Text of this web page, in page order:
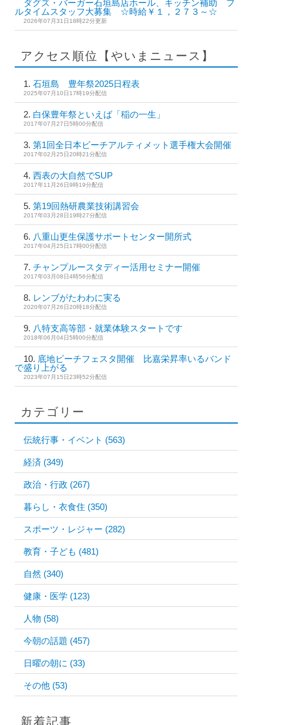
ダグズ・バーガー石垣島店ホール、キッチン補助 フ
ルタイムスタッフ大募集 ☆時給￥１，２７３～☆
2026年07月31日18時22分更新
アクセス順位【やいまニュース】
石垣島 豊年祭2025日程表
2025年07月10日17時19分配信
白保豊年祭といえば「稲の一生」
2017年07月27日5時00分配信
第1回全日本ビーチアルティメット選手権大会開催
2017年02月25日20時21分配信
西表の大自然でSUP
2017年11月26日9時19分配信
第19回熱研農業技術講習会
2017年03月28日19時27分配信
八重山更生保護サポートセンター開所式
2017年04月25日17時00分配信
チャンプルースタディー活用セミナー開催
2017年03月08日4時56分配信
レンブがたわわに実る
2020年07月26日20時18分配信
八特支高等部・就業体験スタートです
2018年06月04日5時00分配信
底地ビーチフェスタ開催 比嘉栄昇率いるバンド
で盛り上がる
2023年07月15日23時52分配信
カテゴリー
伝統行事・イベント (563)
経済 (349)
政治・行政 (267)
暮らし・衣食住 (350)
スポーツ・レジャー (282)
教育・子ども (481)
自然 (340)
健康・医学 (123)
人物 (58)
今朝の話題 (457)
日曜の朝に (33)
その他 (53)
新着記事